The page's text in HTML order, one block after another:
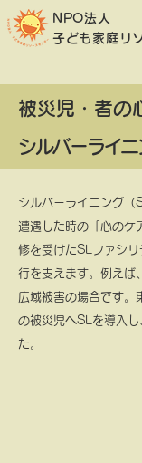
NPO法人
子ども家庭 リ
被災児・者の
シルバーライニ
シルバーライニング（
遭遇した時の「心のケ
修を受けたSLファシ
行を支えます。例えば
広域被害の場合です。
の被災児へSLを導入
た。